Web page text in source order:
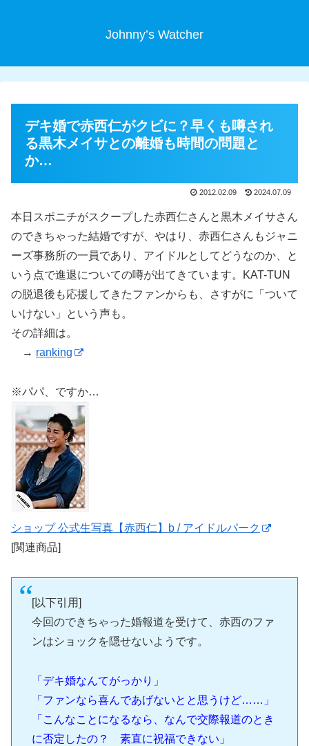
Johnny’s Watcher
デキ婚で赤西仁がクビに？早くも噂され
る黒木メイサとの離婚も時間の問題と
か…
2012.02.09 2024.07.09
本日スポニチがスクープした赤西仁さんと黒木メイサさん
のできちゃった結婚ですが、やはり、赤西仁さんもジャニ
ーズ事務所の一員であり、アイドルとしてどうなのか、と
いう点で進退についての噂が出てきています。KAT-TUN
の脱退後も応援してきたファンからも、さすがに「ついて
いけない」という声も。
その詳細は。
→ ranking
※パパ、ですか…
ショップ 公式生写真【赤西仁】b / アイドルパーク
[関連商品]
[以下引用]
今回のできちゃった婚報道を受けて、赤西のファ
ンはショックを隠せないようです。
「デキ婚なんてがっかり」
「ファンなら喜んであげないとと思うけど……」
「こんなことになるなら、なんで交際報道のとき
に否定したの？ 素直に祝福できない」